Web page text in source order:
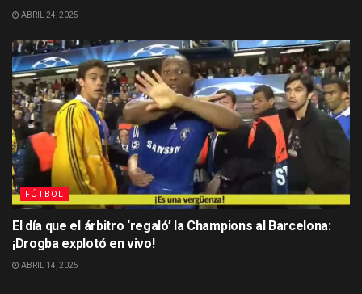
ABRIL 24, 2025
FÚTBOL
El día que el árbitro ‘regaló’ la Champions al Barcelona:
¡Drogba explotó en vivo!
ABRIL 14, 2025